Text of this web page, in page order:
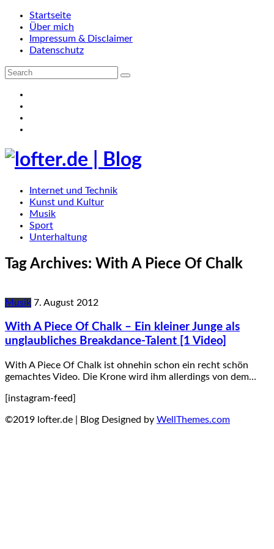
Startseite
Über mich
Impressum & Disclaimer
Datenschutz
Internet und Technik
Kunst und Kultur
Musik
Sport
Unterhaltung
Tag Archives: With A Piece Of Chalk
Musik 7. August 2012
With A Piece Of Chalk – Ein kleiner Junge als
unglaubliches Breakdance-Talent [1 Video]
With A Piece Of Chalk ist ohnehin schon ein recht schön
gemachtes Video. Die Krone wird ihm allerdings von dem…
[instagram-feed]
©2019 lofter.de | Blog Designed by WellThemes.com